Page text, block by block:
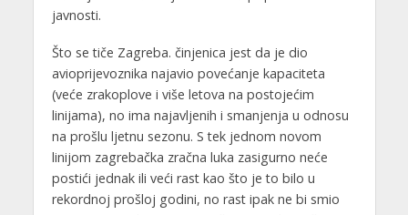
javnosti.
Što se tiče Zagreba. činjenica jest da je dio
avioprijevoznika najavio povećanje kapaciteta
(veće zrakoplove i više letova na postojećim
linijama), no ima najavljenih i smanjenja u odnosu
na prošlu ljetnu sezonu. S tek jednom novom
linijom zagrebačka zračna luka zasigurno neće
postići jednak ili veći rast kao što je to bilo u
rekordnoj prošloj godini, no rast ipak ne bi smio